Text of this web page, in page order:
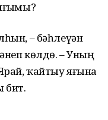
– бәһлеүән
көлдө. – Уның
Ярай, ҡайтыу яғына
бит.